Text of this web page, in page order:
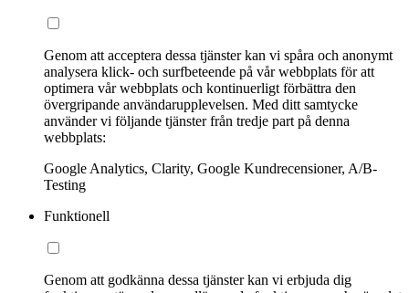
Genom att acceptera dessa tjänster kan vi spåra och anonymt
analysera klick- och surfbeteende på vår webbplats för att
optimera vår webbplats och kontinuerligt förbättra den
övergripande användarupplevelsen. Med ditt samtycke
använder vi följande tjänster från tredje part på denna
webbplats:
Google Analytics, Clarity, Google Kundrecensioner, A/B-
Testing
Funktionell
Genom att godkänna dessa tjänster kan vi erbjuda dig